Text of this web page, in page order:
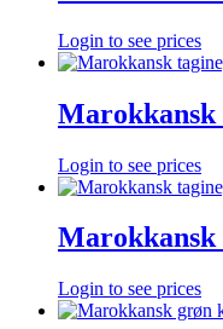
Login to see prices
Marokkansk
Login to see prices
Marokkansk
Login to see prices